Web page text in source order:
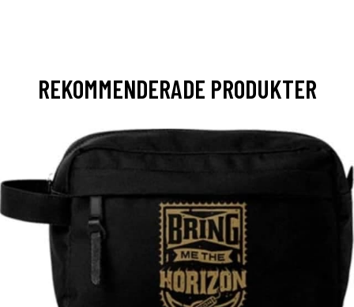
REKOMMENDERADE PRODUKTER